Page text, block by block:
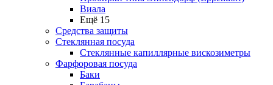
Виала
Ещё 15
Средства защиты
Стеклянная посуда
Стеклянные капиллярные вискозиметры
Фарфоровая посуда
Баки